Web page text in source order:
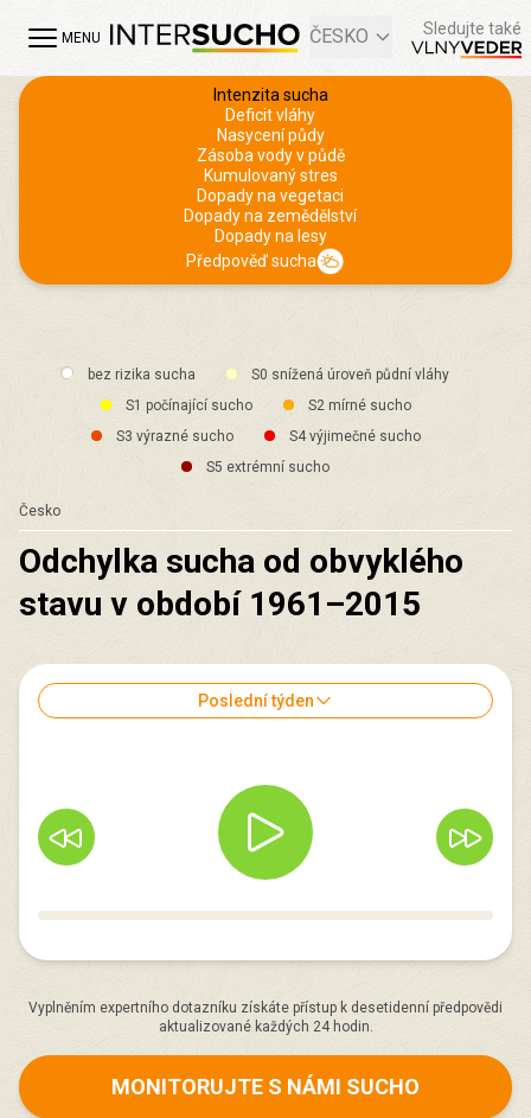
MENU ČESKO Sledujte také
Intenzita sucha
Deficit vláhy
Nasycení půdy
Zásoba vody v půdě
Kumulovaný stres
Dopady na vegetaci
Dopady na zemědělství
Dopady na lesy
Předpověď sucha
bez rizika sucha
S0 snížená úroveň půdní vláhy
S1 počínající sucho
S2 mírné sucho
S3 výrazné sucho
S4 výjimečné sucho
S5 extrémní sucho
Česko
Odchylka sucha od obvyklého
stavu v období 1961–2015
Poslední týden
Vyplněním expertního dotazníku získáte přístup k desetidenní předpovědi
aktualizované každých 24 hodin.
MONITORUJTE S NÁMI SUCHO